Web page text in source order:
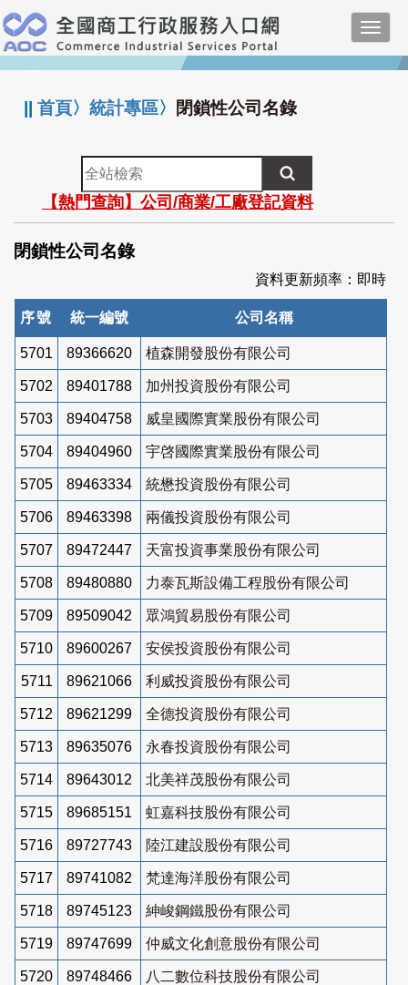
跳
到
主
要
:::
||首頁〉統計專區〉 閉鎖性公司名錄
全
站
檢
索
【熱門查詢】公司/商業/工廠登記資料
閉鎖性公司名錄
資料更新頻率：即時
序號 統一編號 公司名稱
5701 89366620 植森開發股份有限公司
5702 89401788 加州投資股份有限公司
5703 89404758 威皇國際實業股份有限公司
5704 89404960 宇啓國際實業股份有限公司
5705 89463334 統懋投資股份有限公司
5706 89463398 兩儀投資股份有限公司
5707 89472447 天富投資事業股份有限公司
5708 89480880 力泰瓦斯設備工程股份有限公司
5709 89509042 眾鴻貿易股份有限公司
5710 89600267 安侯投資股份有限公司
5711 89621066 利威投資股份有限公司
5712 89621299 全德投資股份有限公司
5713 89635076 永春投資股份有限公司
5714 89643012 北美祥茂股份有限公司
5715 89685151 虹嘉科技股份有限公司
5716 89727743 陸江建設股份有限公司
5717 89741082 梵達海洋股份有限公司
5718 89745123 紳峻鋼鐵股份有限公司
5719 89747699 仲威文化創意股份有限公司
5720 89748466 八二數位科技股份有限公司